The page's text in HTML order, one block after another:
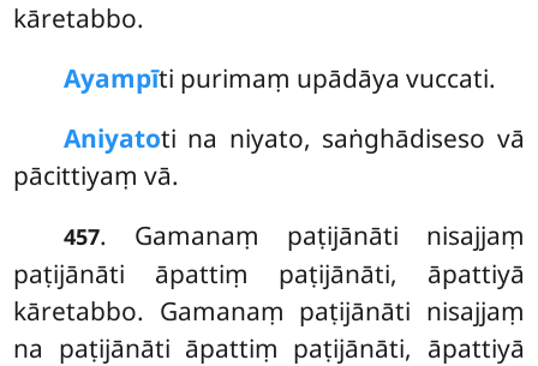
kāretabbo.
Ayampīti purimaṃ upādāya vuccati.
Aniyatoti na niyato, saṅghādiseso vā
pācittiyaṃ vā.
457. Gamanaṃ paṭijānāti nisajjaṃ
paṭijānāti āpattiṃ paṭijānāti, āpattiyā
kāretabbo. Gamanaṃ paṭijānāti nisajjaṃ
na paṭijānāti āpattiṃ paṭijānāti, āpattiyā